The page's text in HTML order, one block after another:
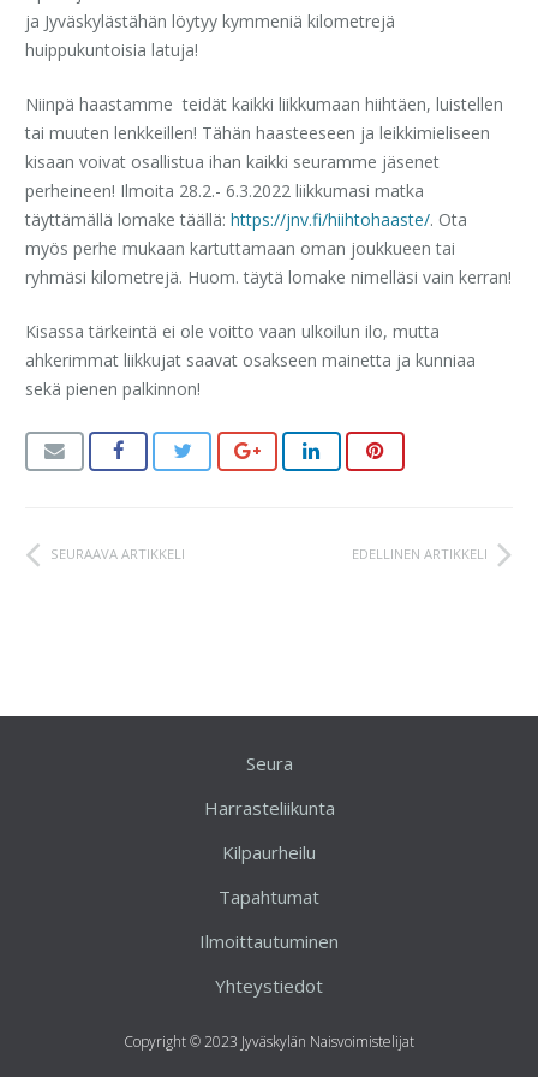
ja Jyväskylästähän löytyy kymmeniä kilometrejä
huippukuntoisia latuja!
Niinpä haastamme teidät kaikki liikkumaan hiihtäen, luistellen
tai muuten lenkkeillen! Tähän haasteeseen ja leikkimieliseen
kisaan voivat osallistua ihan kaikki seuramme jäsenet
perheineen! Ilmoita 28.2.- 6.3.2022 liikkumasi matka
täyttämällä lomake täällä: https://jnv.fi/hiihtohaaste/. Ota
myös perhe mukaan kartuttamaan oman joukkueen tai
ryhmäsi kilometrejä. Huom. täytä lomake nimelläsi vain kerran!
Kisassa tärkeintä ei ole voitto vaan ulkoilun ilo, mutta
ahkerimmat liikkujat saavat osakseen mainetta ja kunniaa
sekä pienen palkinnon!
EDELLINEN ARTIKKELI
SEURAAVA ARTIKKELI
Seura
Harrasteliikunta
Kilpaurheilu
Tapahtumat
Ilmoittautuminen
Yhteystiedot
Copyright © 2023 Jyväskylän Naisvoimistelijat